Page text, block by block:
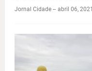
Jornal Cidade -- abril 06, 2021